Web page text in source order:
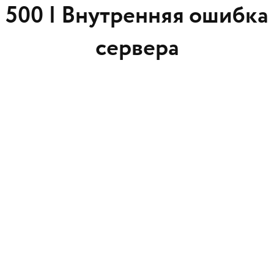
500 | Внутренняя ошибка
сервера